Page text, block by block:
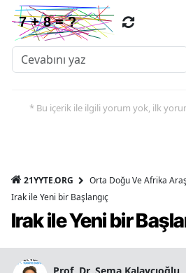
* Bu içerik ile ilgili yorum yok, ilk
21YYTE.ORG
Orta Doğu Ve Afrika
Irak ile Yeni bir Başlangıç
Irak ile Yeni bir
Prof. Dr. Sema Kalaycıoğlu